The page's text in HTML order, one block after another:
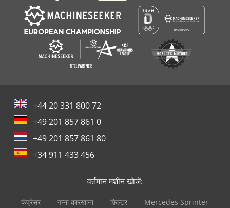
+44 20 331 800 72
+49 201 857 861 0
+49 201 857 861 80
+34 911 433 456
वर्तमान मशीन खोजें:
कंप्रेसर गन्ना कारखाना फ़िल्टर
Mercedes Sprinter